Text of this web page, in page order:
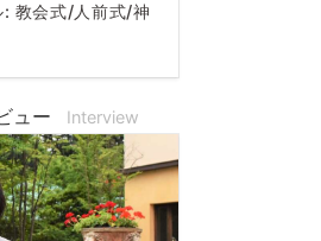
: 教会式/人前式/神
ュー Interview